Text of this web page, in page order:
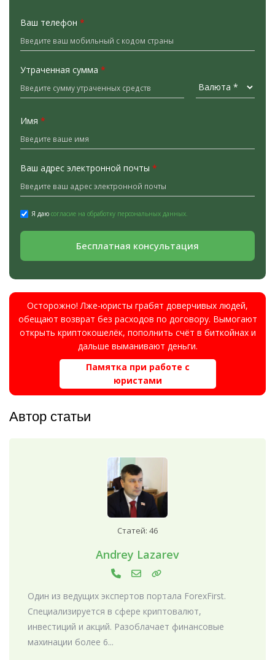
Ваш телефон *
Утраченная сумма *
Имя *
Ваш адрес электронной почты *
Я даю согласие на обработку персональных данных.
Бесплатная консультация
Осторожно! Лже-юристы грабят доверчивых людей,
обещают возврат без расходов по договору. Вымогают
открыть криптокошелёк, пополнить счёт в биткойнах и
дальше выманивают деньги.
Памятка при работе с
юристами
Автор статьи
Статей: 46
Andrey Lazarev
Один из ведущих экспертов портала ForexFirst.
Специализируется в сфере криптовалют,
инвестиций и акций. Разоблачает финансовые
махинации более 6...